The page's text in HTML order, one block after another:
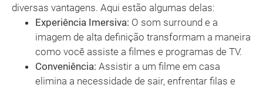
diversas vantagens. Aqui estão algumas delas:
Experiência Imersiva: O som surround e a
imagem de alta definição transformam a maneira
como você assiste a filmes e programas de TV.
Conveniência: Assistir a um filme em casa
elimina a necessidade de sair, enfrentar filas e